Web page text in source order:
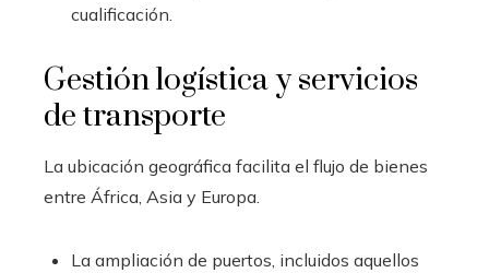
cualificación.
Gestión logística y servicios
de transporte
La ubicación geográfica facilita el flujo de bienes
entre África, Asia y Europa.
La ampliación de puertos, incluidos aquellos